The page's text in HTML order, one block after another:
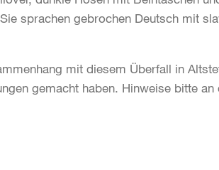
sprachen gebrochen Deutsch mit
mit diesem Überfall in
gemacht haben. Hinweise bitte an